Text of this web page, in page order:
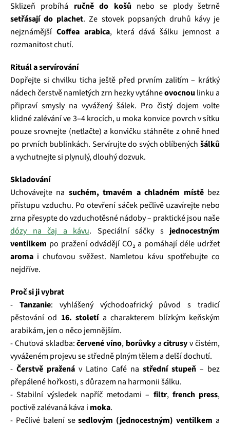
Sklizeň probíhá ručně do košů nebo se plody šetrně
setřásají do plachet. Ze stovek popsaných druhů kávy je
nejznámější Coffea arabica, která dává šálku jemnost a
rozmanitost chutí.
Rituál a servírování
Dopřejte si chvilku ticha ještě před prvním zalitím – krátký
nádech čerstvě namletých zrn hezky vytáhneovocnou linku a
připraví smysly na vyvážený šálek. Pro čistý dojem volte
klidné zalévání ve 3–4 krocích, u moka konvice povrch v sítku
pouze srovnejte (netlačte) a konvičku stáhněte z ohně hned
po prvních bublinkách. Servírujte do svých oblíbených šálků
a vychutnejte si plynulý, dlouhý dozvuk.
Skladování
Uchovávejte na suchém, tmavém a chladném místěbez
přístupu vzduchu. Po otevření sáček pečlivě uzavírejte nebo
zrna přesypte do vzduchotěsné nádoby – praktické jsou naše
dózy na čaj a kávu. Speciální sáčky s jednocestným
ventilkem po pražení odvádějí CO₂ a pomáhají déle udržet
aroma i chuťovou svěžest. Namletou kávu spotřebujte co
nejdříve.
Proč si ji vybrat
- Tanzanie: vyhlášený východoafrický původ s tradicí
pěstování od 16. stoletía charakterem blízkým keňským
arabikám, jen o něco jemnějším.
- Chuťová skladba:červené víno, borůvkyacitrusyv čistém,
vyváženém projevu se středně plným tělem a delší dochutí.
- Čerstvě pražená v Latino Café na střední stupeň – bez
přepálené hořkosti, s důrazem na harmonii šálku.
- Stabilní výsledek napříč metodami – filtr, french press,
poctivě zalévaná káva i moka.
- Pečlivé balení sesedlovým (jednocestným) ventilkem a